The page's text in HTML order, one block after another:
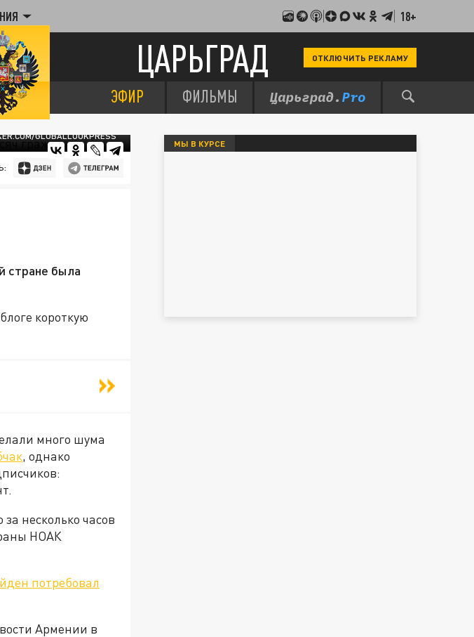
18+
ЦАРЬГРАД ОТКЛЮЧИТЬ РЕКЛАМУ
ЭФИР ФИЛЬМЫ
GLOBALLOOKPRESS
стране была
короткую
много шума
, однако
несколько часов
НОАК
потребовал
Армении в
МЫ В КУРСЕ